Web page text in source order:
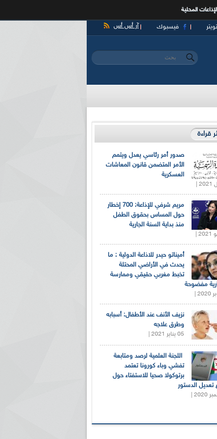
المحلية
آر أس أس فيسبوك تويتر
استمارة البحث
‏بحث ‏
قراءة
صدور أمر رئاسي يعدل ويتمم
الأمر المتضمن قانون المعاشات
العسكرية
مريم شرفي للإذاعة: 700 إخطار
حول المساس بحقوق الطفل
منذ بداية السنة الجارية
أميناتو حيدر للاذاعة الدولية : ما
يحدث في الأراضي المحتلة
تخبط مغربي حقيقي وممارسة
مفضوحة
نزيف الأنف عند الأطفال: أسبابه
وطرق علاجه
05 يناير 2021 |
اللجنة العلمية لرصد ومتابعة
تفشي وباء كورونا تعتمد
برتوكولا صحيا للاستفتاء حول
الدستور